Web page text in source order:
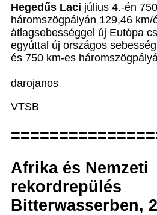
Hegedűs Laci július 4.-én
háromszögpályán 129,46 km/
átlagsebességgel új Eutópa
egyúttal új országos
és 750 km-es
darojanos
VTSB
Afrika és Nemzeti
rekordrepülés
Bitterwasserben,